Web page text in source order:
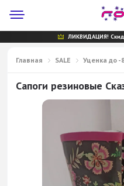
ЛИКВИДАЦИЯ!
Главная SALE Уценка до -
Сапоги резиновые